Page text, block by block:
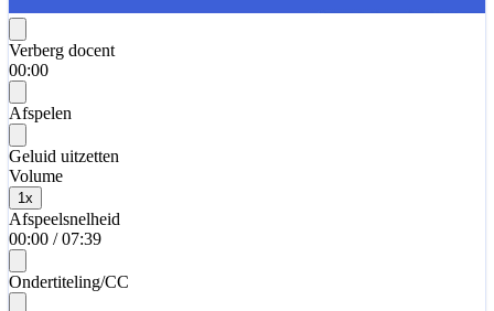
Verberg docent
00:00
Afspelen
Geluid uitzetten
Volume
1 x
Afspeelsnelheid
00:00 / 07:39
Ondertiteling/CC